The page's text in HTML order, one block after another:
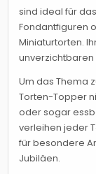
sind ideal für
Fondantfiguren
Miniaturtorten.
Um das Thema
Torten-Topper
oder sogar
verleihen jeder
für besondere
Jubiläen.